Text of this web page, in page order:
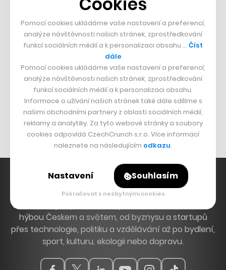
Francouzský šéfkuchař na Šumavě
Dva golfisti, co pečou
DESIGN
Bomma není tichá
Originální hodinky
Nábytek z betonu
Hlavní zdroj inspirace. Věnujeme se tématům, která
hýbou Českem a světem, od byznysu a startupů
přes technologie, politiku a vzdělávání až po bydlení,
sport, kulturu, ekologii nebo dopravu.
Pomocí cookies ukládáme vaše nastavení a preferencí,
analýze návštěvnosti našich stránek, zprostředkování
funkcí sociálních médií a k personalizaci obsahu … Číst
dále
Pomocí cookies ukládáme vaše nastavení a preferencí,
analýze návštěvnosti našich stránek, zprostředkování
funkcí sociálních médií a k personalizaci obsahu.
Informace o užívání našich stránek také dále sdílíme s
našimi obchodními partnery z oblasti sociálních médií,
reklamy a analytiky. Za tyto webové stránky a soubory
cookies odpovídá CzechCrunch s.r.o. Více informací
naleznete na následujícím odkazu.
Nastavení Souhlasím
Pokračovat s nezbytnými cookies